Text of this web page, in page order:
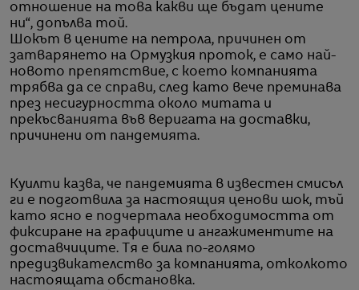
отношение на това какви ще бъдат цените
ни“, допълва той.
Шокът в цените на петрола, причинен от
затварянето на Ормузкия проток, е само най-
новото препятствие, с което компанията
трябва да се справи, след като вече преминава
през несигурността около митата и
прекъсванията във веригата на доставки,
причинени от пандемията.
Куилти казва, че пандемията в известен смисъл
ги е подготвила за настоящия ценови шок, тъй
като ясно е подчертала необходимостта от
фиксиране на графиците и ангажиментите на
доставчиците. Тя е била по-голямо
предизвикателство за компанията, отколкото
настоящата обстановка.